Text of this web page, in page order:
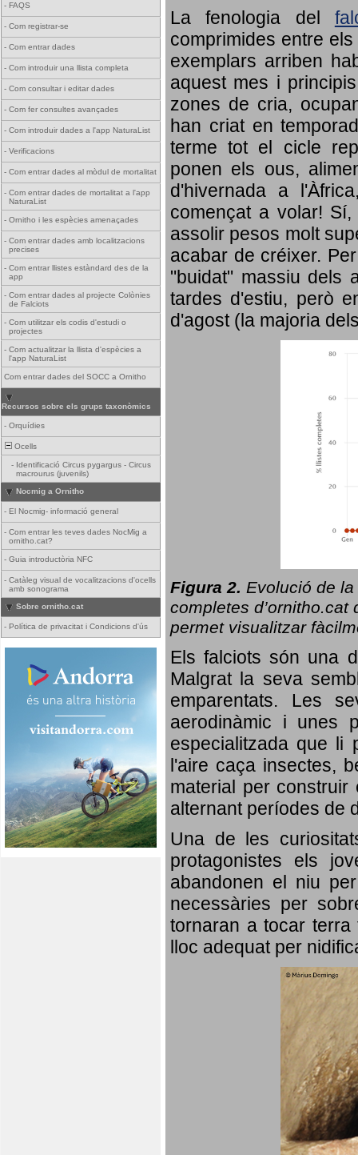
- FAQS
- Com registrar-se
- Com entrar dades
- Com introduir una llista completa
- Com consultar i editar dades
- Com fer consultes avançades
- Com introduir dades a l'app NaturaList
- Verificacions
- Com entrar dades al mòdul de mortalitat
- Com entrar dades de mortalitat a l'app
NaturaList
- Ornitho i les espècies amenaçades
- Com entrar dades amb localitzacions
precises
- Com entrar llistes estàndard des de la
app
- Com entrar dades al projecte Colònies
de Falciots
- Com utilitzar els codis d'estudi o
projectes
- Com actualitzar la llista d'espècies a
l'app NaturaList
Com entrar dades del SOCC a Ornitho
Recursos sobre els grups taxonòmics
- Orquídies
Ocells
- Identificació Circus pygargus - Circus
macrourus (juvenils)
Nocmig a Ornitho
- El Nocmig- informació general
- Com entrar les teves dades NocMig a
ornitho.cat?
- Guia introductòria NFC
- Catàleg visual de vocalitzacions d'ocells
amb sonograma
Sobre ornitho.cat
- Política de privacitat i Condicions d'ús
La fenologia del
comprimides entre
exemplars arriben
aquest mes i
zones de cria,
han criat en
terme tot el cicle
ponen els ous,
d'hivernada a
començat a volar!
assolir pesos molt
acabar de créixer.
"buidat" massiu dels
tardes d'estiu, però
d'agost (la majoria
Figura 2. Evolució de la
completes d’ornitho.cat
permet visualitzar
Els falciots són una
Malgrat la seva
emparentats. Les
aerodinàmic i unes
especialitzada que li
l'aire caça insectes,
material per
alternant períodes de
Una de les
protagonistes els
abandonen el niu
necessàries per
tornaran a tocar
lloc adequat per